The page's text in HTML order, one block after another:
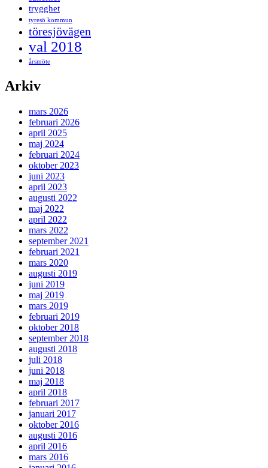
trygghet
tyresö kommun
töresjövägen
val 2018
årsmöte
Arkiv
mars 2026
februari 2026
april 2025
maj 2024
februari 2024
oktober 2023
juni 2023
april 2023
augusti 2022
maj 2022
april 2022
mars 2022
september 2021
februari 2021
mars 2020
augusti 2019
juni 2019
maj 2019
mars 2019
februari 2019
oktober 2018
september 2018
augusti 2018
juli 2018
juni 2018
maj 2018
april 2018
februari 2017
januari 2017
oktober 2016
augusti 2016
april 2016
mars 2016